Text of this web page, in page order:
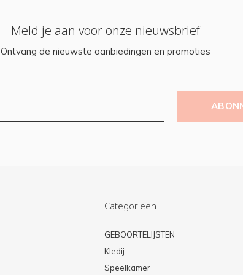
Meld je aan voor onze nieuwsbrief
Ontvang de nieuwste aanbiedingen en promoties
Categorieën
GEBOORTELIJSTEN
Kledij
Speelkamer